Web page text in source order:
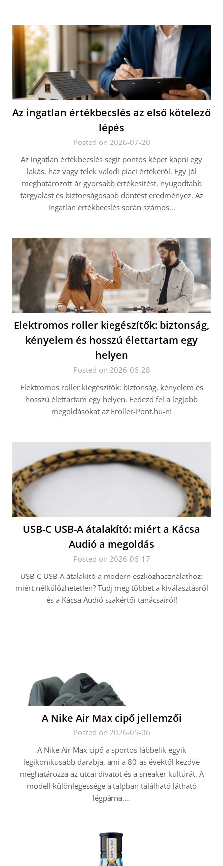
Az ingatlan értékbecslés az első kötelező
lépés
Posted on 2026-07-20
Az ingatlan értékbecslés segít pontos képet kapni egy
lakás, ház vagy telek valódi piaci értékéről. Egy jól
meghatározott ár gyorsabb értékesítést, nyugodtabb
tárgyalást és biztonságosabb döntést eredményez. Az
ingatlan értékbecslés során számos…
Elektromos roller kiegészítők: biztonság,
kényelem és hosszú élettartam egy
helyen
Posted on 2026-06-28
Elektromos roller kiegészítők: biztonság, kényelem és
hosszú élettartam egy helyen. Fedezd fel a legjobb
megoldásokat az Eroller-Pont.hu-n!
USB-C USB-A átalakító: miért a Kácsa
Audió a megoldás
Posted on 2026-06-17
USB C USB A átalakító a modern eszközhasználathoz:
miért nélkülözhetetlen? Tudj meg többet a kiválasztásról
és a Kácsa Audió szakértői tanácsairól!
A Nike Air Max cipő jellemzői
Posted on 2026-05-06
A Nike Air Max cipő a sportos lábbelik egyik
legikonikusabb darabja, ami a 80-as évektől kezdve
meghatározza az utcai divatot és a sneaker kultúrát. A
modell különlegessége a talpban található látható
légpárna,…